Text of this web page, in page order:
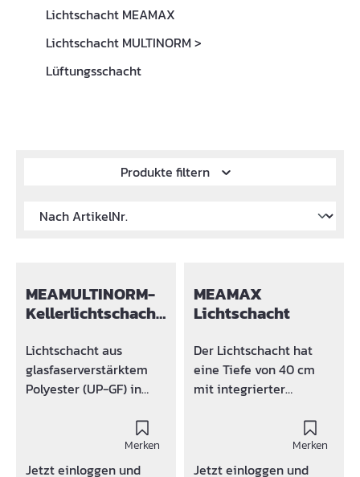
Lichtschacht MEAMAX
Lichtschacht MULTINORM >
Lüftungsschacht
Produkte filtern
MEAMULTINORM-
Kellerlichtschacht
Lichtschacht aus
glasfaserverstärktem
Polyester (UP-GF) in
MEAMULTINORM 3-IN-1
Lichtschacht ist der
Formstabiler Allrounder
Merken
Jetzt einloggen und
MEAMAX
Lichtschacht
Der Lichtschacht hat
eine Tiefe von 40 cm
mit integrierter
Höhenverstellbar Durch
höhenverstellbaren
Merken
Jetzt einloggen und